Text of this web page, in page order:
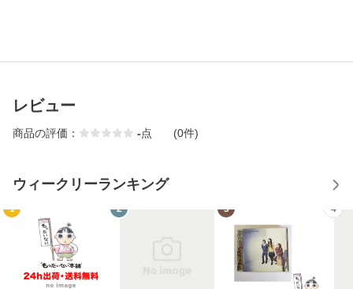
レビュー
商品の評価： -点 (0件)
ウィークリーランキング
1 2 3 4